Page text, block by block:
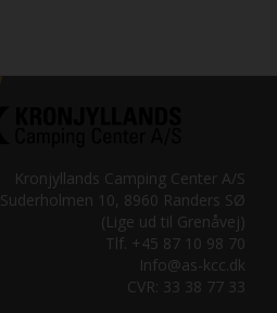
Kronjyllands Camping Center A/S
Suderholmen 10, 8960 Randers SØ
(Lige ud til Grenåvej)
Tlf. +45 87 10 98 70
Info@as-kcc.dk
CVR: 33 38 77 33